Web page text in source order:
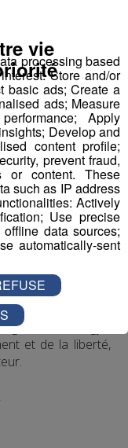
savoyardqui a
skis. Il a ensuite
l'élastique, AJ
Zélande,
Il a eu l'idée d'un
en 2008
prononciation
ou "bungy")
et de la liberté,
processing based
Store and/or
basic ads; Create a
ads; Measure
Apply
Develop and
content profile;
prevent fraud,
or content. These
such as IP address
Actively
Use precise
data sources;
automatically-sent
vie